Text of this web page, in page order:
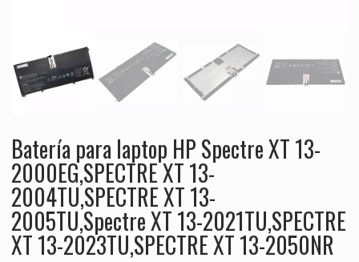
Batería para laptop HP Spectre XT 13-
2000EG,SPECTRE XT 13-
2004TU,SPECTRE XT 13-
2005TU,Spectre XT 13-2021TU,SPECTRE
XT 13-2023TU,SPECTRE XT 13-2050NR